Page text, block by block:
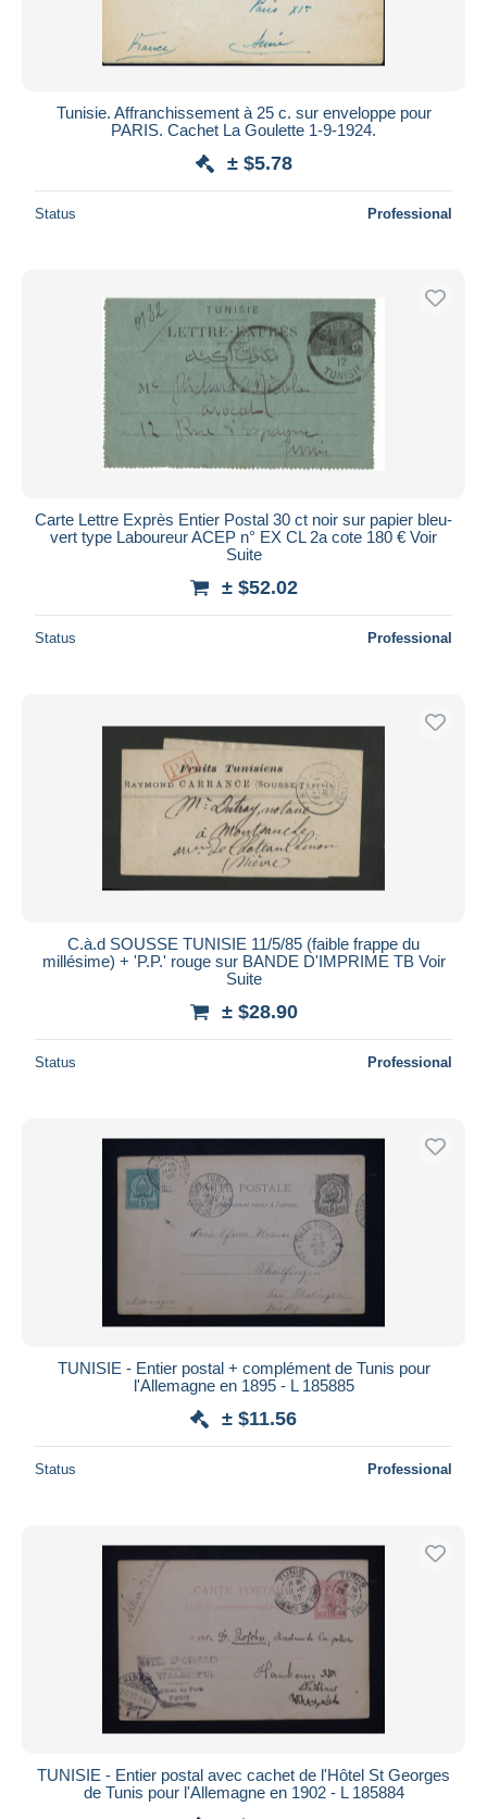
Tunisie. Affranchissement à 25 c. sur enveloppe pour
PARIS. Cachet La Goulette 1-9-1924.
± $5.78
Status Professional
Carte Lettre Exprès Entier Postal 30 ct noir sur papier bleu-
vert type Laboureur ACEP n° EX CL 2a cote 180 € Voir
Suite
± $52.02
Status Professional
C.à.d SOUSSE TUNISIE 11/5/85 (faible frappe du
millésime) + 'P.P.' rouge sur BANDE D'IMPRIME TB Voir
Suite
± $28.90
Status Professional
TUNISIE - Entier postal + complément de Tunis pour
l'Allemagne en 1895 - L 185885
± $11.56
Status Professional
TUNISIE - Entier postal avec cachet de l'Hôtel St Georges
de Tunis pour l'Allemagne en 1902 - L 185884